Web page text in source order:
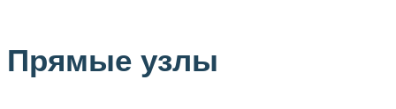
Прямые узлы